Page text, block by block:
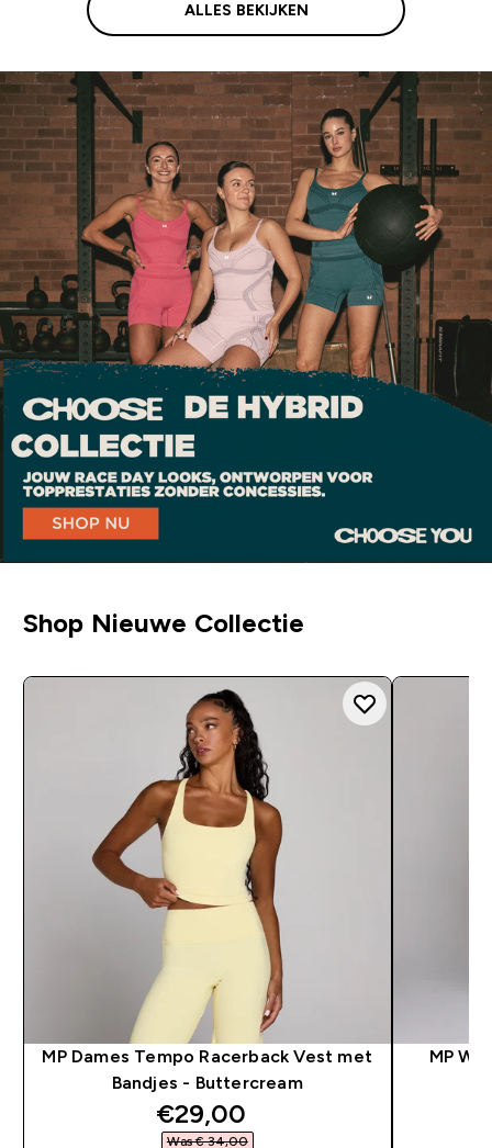
ALLES BEKIJKEN
Shop Nieuwe Collectie
MP Dames Tempo Racerback Vest met
Bandjes - Buttercream
discounted price
€29,00‎
Was € 34,00‎
MP